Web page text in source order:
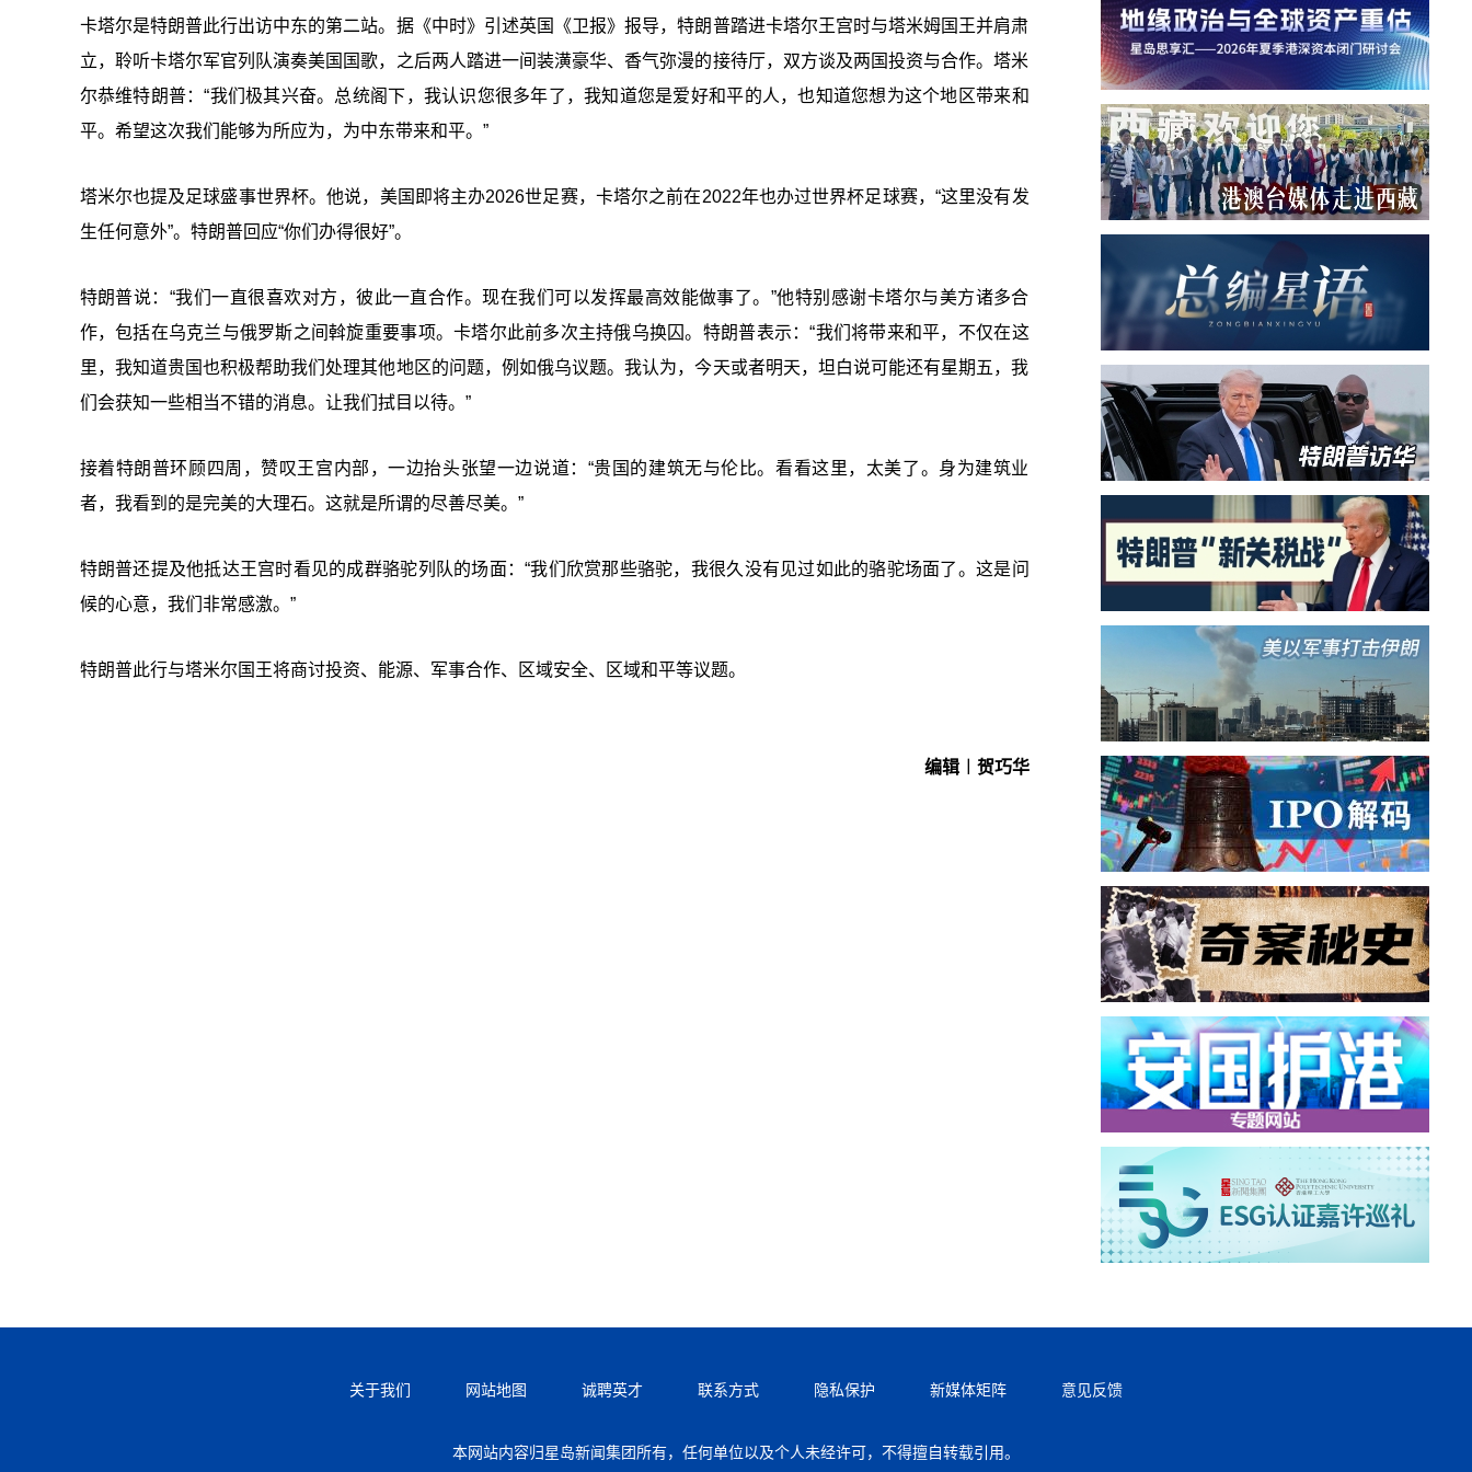
卡塔尔是特朗普此行出访中东的第二站。据《中时》引述英国《卫报》报导，特朗普踏进卡塔尔王宫时与塔米姆国王并肩肃
立，聆听卡塔尔军官列队演奏美国国歌，之后两人踏进一间装潢豪华、香气弥漫的接待厅，双方谈及两国投资与合作。塔米
尔恭维特朗普：“我们极其兴奋。总统阁下，我认识您很多年了，我知道您是爱好和平的人，也知道您想为这个地区带来和
平。希望这次我们能够为所应为，为中东带来和平。”
塔米尔也提及足球盛事世界杯。他说，美国即将主办2026世足赛，卡塔尔之前在2022年也办过世界杯足球赛，“这里没有发
生任何意外”。特朗普回应“你们办得很好”。
特朗普说：“我们一直很喜欢对方，彼此一直合作。现在我们可以发挥最高效能做事了。”他特别感谢卡塔尔与美方诸多合
作，包括在乌克兰与俄罗斯之间斡旋重要事项。卡塔尔此前多次主持俄乌换囚。特朗普表示：“我们将带来和平，不仅在这
里，我知道贵国也积极帮助我们处理其他地区的问题，例如俄乌议题。我认为，今天或者明天，坦白说可能还有星期五，我
们会获知一些相当不错的消息。让我们拭目以待。”
接着特朗普环顾四周，赞叹王宫内部，一边抬头张望一边说道：“贵国的建筑无与伦比。看看这里，太美了。身为建筑业
者，我看到的是完美的大理石。这就是所谓的尽善尽美。”
特朗普还提及他抵达王宫时看见的成群骆驼列队的场面：“我们欣赏那些骆驼，我很久没有见过如此的骆驼场面了。这是问
候的心意，我们非常感激。”
特朗普此行与塔米尔国王将商讨投资、能源、军事合作、区域安全、区域和平等议题。
编辑︱贺巧华
关于我们 网站地图 诚聘英才 联系方式 隐私保护 新媒体矩阵 意见反馈
本网站内容归星岛新闻集团所有，任何单位以及个人未经许可，不得擅自转载引用。